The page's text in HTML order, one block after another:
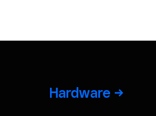
Hardware